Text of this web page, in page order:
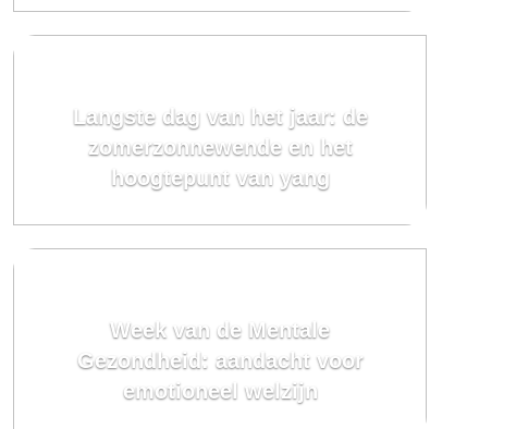
Langste dag van het jaar: de
zomerzonnewende en het
hoogtepunt van yang
Week van de Mentale
Gezondheid: aandacht voor
emotioneel welzijn